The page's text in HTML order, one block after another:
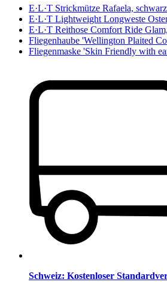
E·L·T Strickmütze Rafaela, schwarz
E·L·T Lightweight Longweste
E·L·T Reithose Comfort Ride
Fliegenhaube 'Wellington Plaited
Fliegenmaske 'Skin Friendly with
Schweiz: Kostenloser